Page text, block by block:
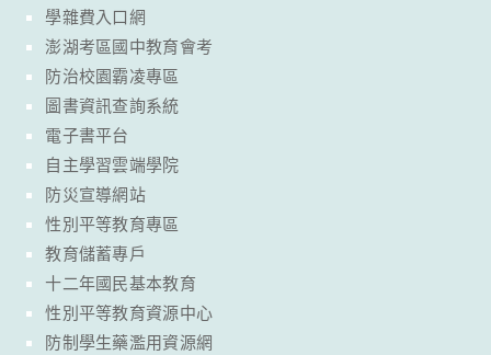
學雜費入口網
澎湖考區國中教育會考
防治校園霸凌專區
圖書資訊查詢系統
電子書平台
自主學習雲端學院
防災宣導網站
性別平等教育專區
教育儲蓄專戶
十二年國民基本教育
性別平等教育資源中心
防制學生藥濫用資源網